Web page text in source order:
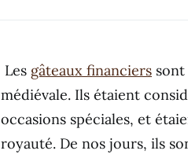
Les gâteaux financiers
médiévale. Ils étaient
occasions spéciales, et
royauté. De nos jours, ils